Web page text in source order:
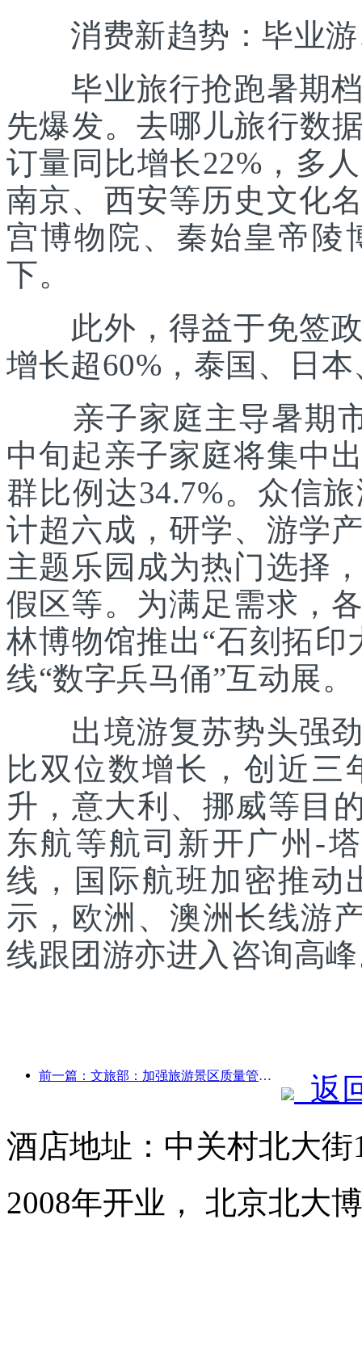
消费新趋势：毕业游
毕业旅行抢跑暑期档
先爆发。去哪儿旅行数
订量同比增长22%，多
南京、西安等历史文化
宫博物院、秦始皇帝陵
下。
此外，得益于免签政
增长超60%，泰国、日
亲子家庭主导暑期市
中旬起亲子家庭将集中
群比例达34.7%。众信
计超六成，研学、游学
主题乐园成为热门选择
假区等。为满足需求，
林博物馆推出“石刻拓
线“数字兵马俑”互动展。
出境游复苏势头强劲
比双位数增长，创近
升，意大利、挪威等目
东航等航司新开广州-
线，国际航班加密推动
示，欧洲、澳洲长线游
线跟团游亦进入咨询高
前一篇：文旅部：加强旅游景区质量管理 提升景区服务水平
返
酒店地址：中关村北大
2008年开业， 北京北